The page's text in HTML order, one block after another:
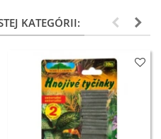
KATEGÓRII: